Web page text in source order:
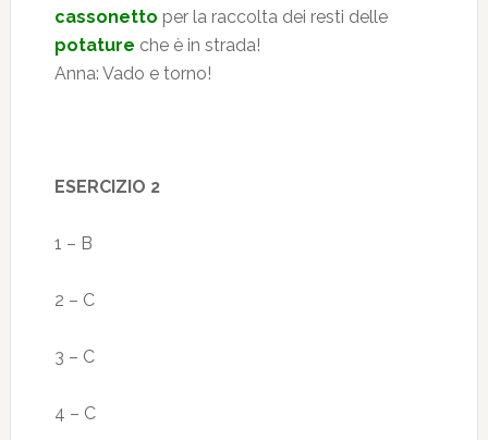
cassonetto per la raccolta dei resti delle
potature che è in strada!
Anna: Vado e torno!
ESERCIZIO 2
1 – B
2 – C
3 – C
4 – C